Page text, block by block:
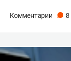
Комментарии 8